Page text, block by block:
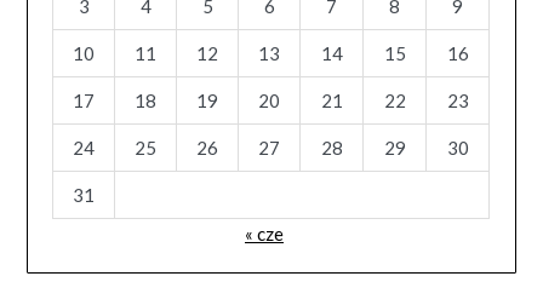
3 4 5 6 7 8 9
10 11 12 13 14 15 16
17 18 19 20 21 22 23
24 25 26 27 28 29 30
31
« cze